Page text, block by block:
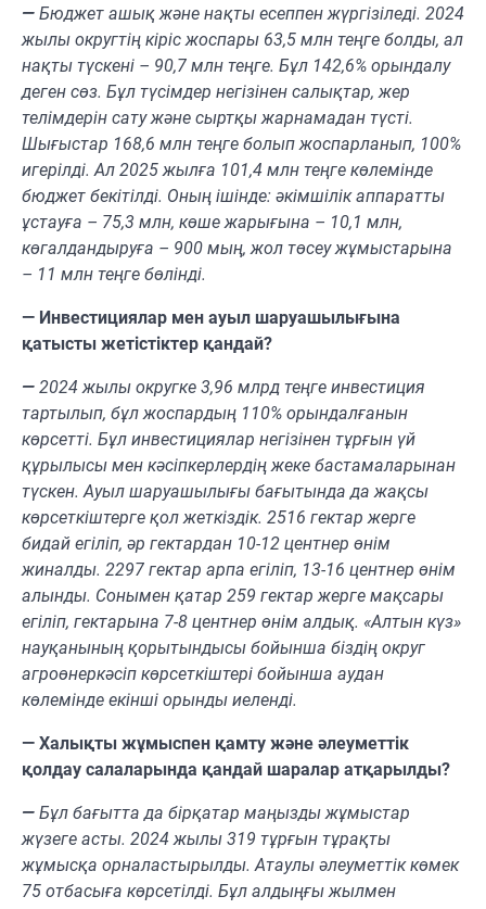
— Бюджет ашық және нақты есеппен жүргізіледі. 2024
жылы округтің кіріс жоспары 63,5 млн теңге болды, ал
нақты түскені – 90,7 млн теңге. Бұл 142,6% орындалу
деген сөз. Бұл түсімдер негізінен салықтар, жер
телімдерін сату және сыртқы жарнамадан түсті.
Шығыстар 168,6 млн теңге болып жоспарланып, 100%
игерілді. Ал 2025 жылға 101,4 млн теңге көлемінде
бюджет бекітілді. Оның ішінде: әкімшілік аппаратты
ұстауға – 75,3 млн, көше жарығына – 10,1 млн,
көгалдандыруға – 900 мың, жол төсеу жұмыстарына
– 11 млн теңге бөлінді.
— Инвестициялар мен ауыл шаруашылығына
қатысты жетістіктер қандай?
— 2024 жылы округке 3,96 млрд теңге инвестиция
тартылып, бұл жоспардың 110% орындалғанын
көрсетті. Бұл инвестициялар негізінен тұрғын үй
құрылысы мен кәсіпкерлердің жеке бастамаларынан
түскен. Ауыл шаруашылығы бағытында да жақсы
көрсеткіштерге қол жеткіздік. 2516 гектар жерге
бидай егіліп, әр гектардан 10-12 центнер өнім
жиналды. 2297 гектар арпа егіліп, 13-16 центнер өнім
алынды. Сонымен қатар 259 гектар жерге мақсары
егіліп, гектарына 7-8 центнер өнім алдық. «Алтын күз»
науқанының қорытындысы бойынша біздің округ
агроөнеркәсіп көрсеткіштері бойынша аудан
көлемінде екінші орынды иеленді.
— Халықты жұмыспен қамту және әлеуметтік
қолдау салаларында қандай шаралар атқарылды?
— Бұл бағытта да бірқатар маңызды жұмыстар
жүзеге асты. 2024 жылы 319 тұрғын тұрақты
жұмысқа орналастырылды. Атаулы әлеуметтік көмек
75 отбасыға көрсетілді. Бұл алдыңғы жылмен